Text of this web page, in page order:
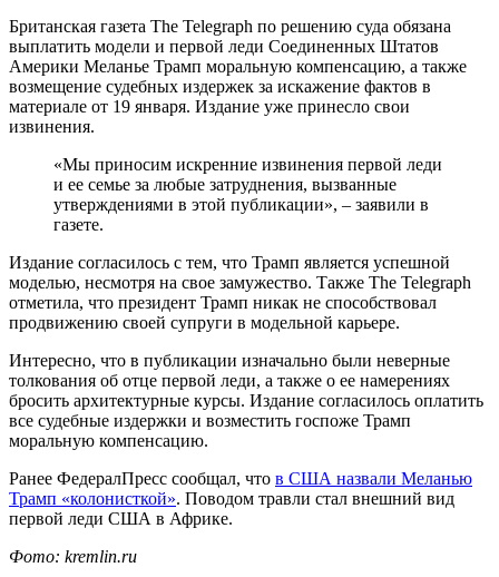
Британская газета The Telegraph по решению суда обязана
выплатить модели и первой леди Соединенных Штатов
Америки Меланье Трамп моральную компенсацию, а также
возмещение судебных издержек за искажение фактов в
материале от 19 января. Издание уже принесло свои
извинения.
«Мы приносим искренние извинения первой леди
и ее семье за любые затруднения, вызванные
утверждениями в этой публикации», – заявили в
газете.
Издание согласилось с тем, что Трамп является успешной
моделью, несмотря на свое замужество. Также The Telegraph
отметила, что президент Трамп никак не способствовал
продвижению своей супруги в модельной карьере.
Интересно, что в публикации изначально были неверные
толкования об отце первой леди, а также о ее намерениях
бросить архитектурные курсы. Издание согласилось оплатить
все судебные издержки и возместить госпоже Трамп
моральную компенсацию.
Ранее ФедералПресс сообщал, что в США назвали Меланью
Трамп «колонисткой». Поводом травли стал внешний вид
первой леди США в Африке.
Фото: kremlin.ru